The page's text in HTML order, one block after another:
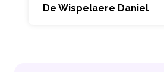
De Wispelaere Daniel